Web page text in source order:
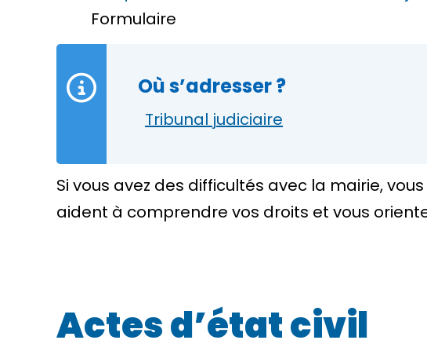
Formulaire
Où s’adresser ?
Tribunal judiciaire
Si vous avez des difficultés avec la mairie,
aident à comprendre vos droits et vous
Actes d’état civil